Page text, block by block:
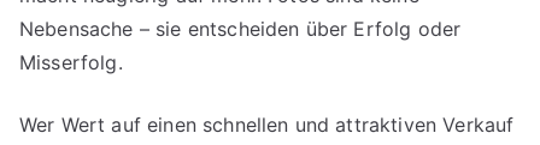
Nebensache – sie entscheiden über Erfolg oder
Misserfolg.
Wer Wert auf einen schnellen und attraktiven Verkauf